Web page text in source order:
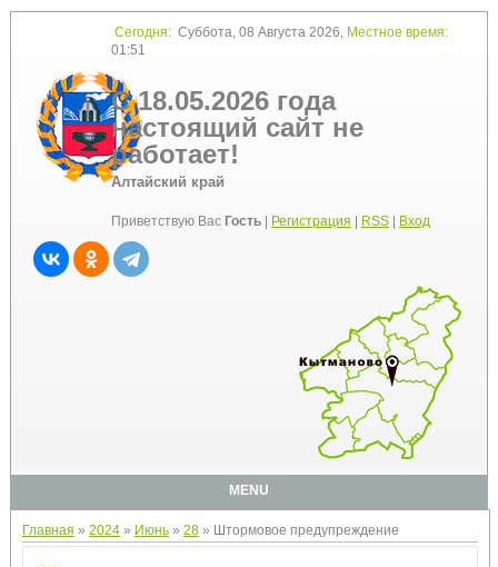
Сегодня:Суббота, 08 Августа 2026, Местное время:
01:51
С 18.05.2026 года
настоящий сайт не
работает!
Алтайский край
Приветствую Вас Гость| Регистрация RSS| Вход
MENU
Главная » 2024 » Июнь » 28» Штормовое предупреждение